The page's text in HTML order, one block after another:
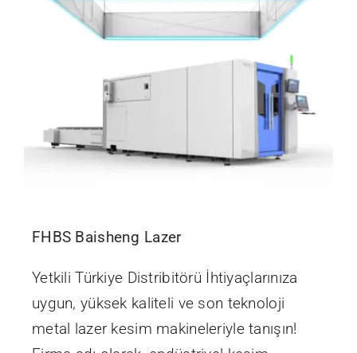
FHBS Baisheng Lazer
Yetkili Türkiye Distribitörü İhtiyaçlarınıza
uygun, yüksek kaliteli ve son teknoloji
metal lazer kesim makineleriyle tanışın!